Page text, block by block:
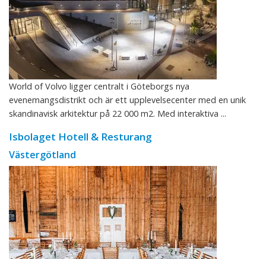
World of Volvo ligger centralt i Göteborgs nya
evenemangsdistrikt och är ett upplevelsecenter med en unik
skandinavisk arkitektur på 22 000 m2. Med interaktiva ...
Isbolaget Hotell & Resturang
Västergötland